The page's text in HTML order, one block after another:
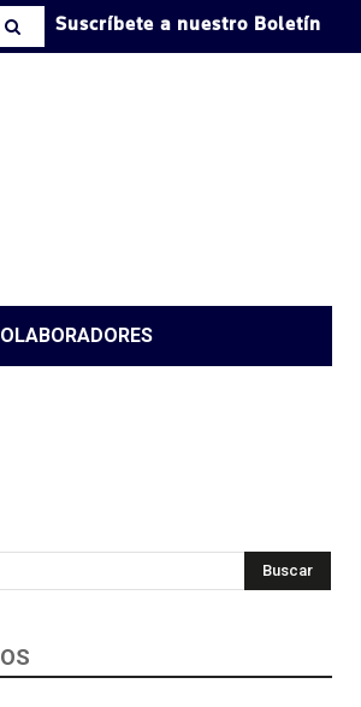
Suscríbete a nuestro Boletín
Buscar